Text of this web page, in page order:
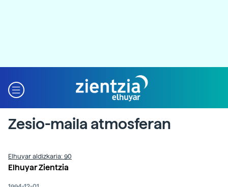
Zesio-maila atmosferan
Elhuyar aldizkaria: 90
Elhuyar Zientzia